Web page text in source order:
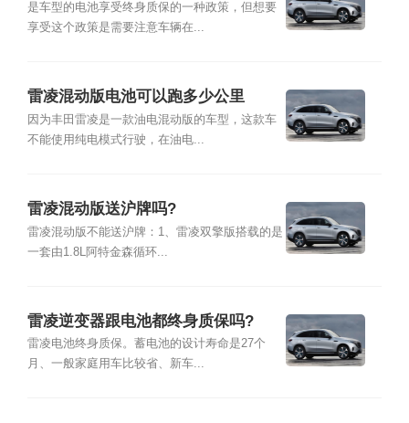
是车型的电池享受终身质保的一种政策，但想要
享受这个政策是需要注意车辆在...
雷凌混动版电池可以跑多少公里
因为丰田雷凌是一款油电混动版的车型，这款车
不能使用纯电模式行驶，在油电...
雷凌混动版送沪牌吗?
雷凌混动版不能送沪牌：1、雷凌双擎版搭载的是
一套由1.8L阿特金森循环...
雷凌逆变器跟电池都终身质保吗?
雷凌电池终身质保。蓄电池的设计寿命是27个
月、一般家庭用车比较省、新车...